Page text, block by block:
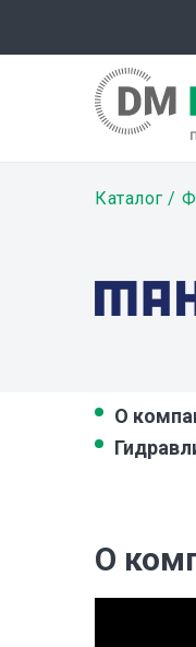
содержанию
Каталог
О
О